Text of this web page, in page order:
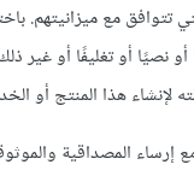
تتوافق مع ميزانيتهم.
أو نصيًا أو تغليفًا أو
لإنشاء هذا المنتج أو
المصداقية